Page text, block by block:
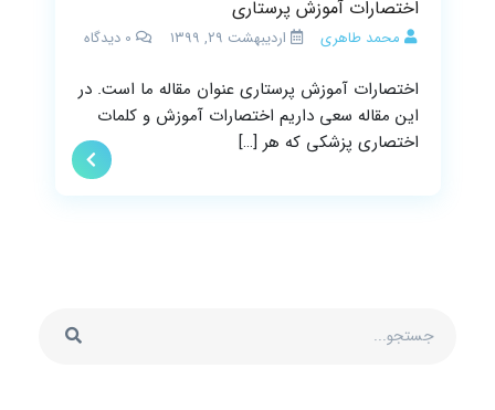
اختصارات آموزش پرستاری
محمد طاهری اردیبهشت ۲۹, ۱۳۹۹ 0 دیدگاه
اختصارات آموزش پرستاری عنوان مقاله ما است. در
این مقاله سعی داریم اختصارات آموزش و کلمات
اختصاری پزشکی که هر […]